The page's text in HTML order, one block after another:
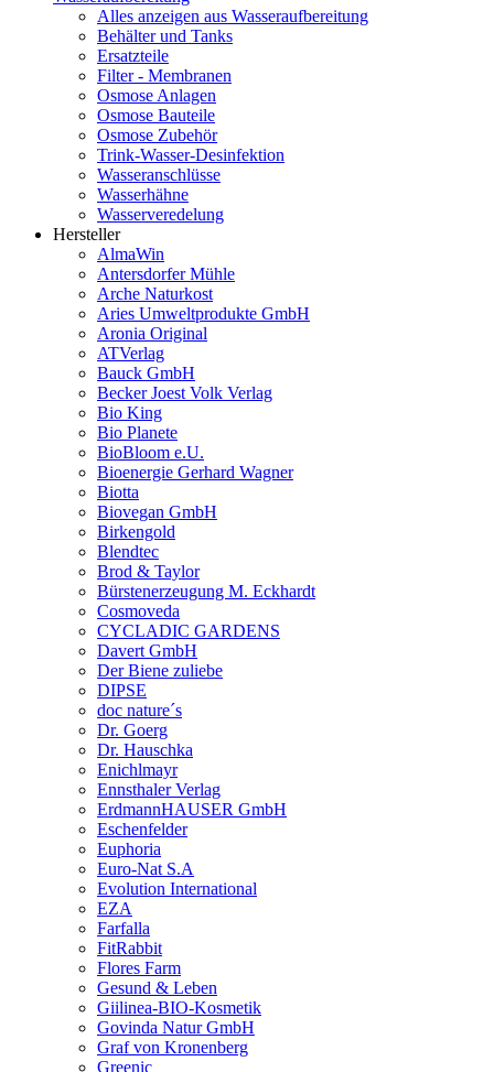
Alles anzeigen aus Wasseraufbereitung
Behälter und Tanks
Ersatzteile
Filter - Membranen
Osmose Anlagen
Osmose Bauteile
Osmose Zubehör
Trink-Wasser-Desinfektion
Wasseranschlüsse
Wasserhähne
Wasserveredelung
Hersteller
AlmaWin
Antersdorfer Mühle
Arche Naturkost
Aries Umweltprodukte GmbH
Aronia Original
ATVerlag
Bauck GmbH
Becker Joest Volk Verlag
Bio King
Bio Planete
BioBloom e.U.
Bioenergie Gerhard Wagner
Biotta
Biovegan GmbH
Birkengold
Blendtec
Brod & Taylor
Bürstenerzeugung M. Eckhardt
Cosmoveda
CYCLADIC GARDENS
Davert GmbH
Der Biene zuliebe
DIPSE
doc nature´s
Dr. Goerg
Dr. Hauschka
Enichlmayr
Ennsthaler Verlag
ErdmannHAUSER GmbH
Eschenfelder
Euphoria
Euro-Nat S.A
Evolution International
EZA
Farfalla
FitRabbit
Flores Farm
Gesund & Leben
Giilinea-BIO-Kosmetik
Govinda Natur GmbH
Graf von Kronenberg
Greenic